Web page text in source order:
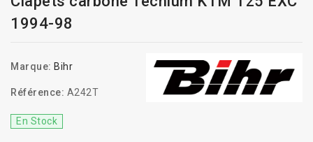
1994-98
Marque: Bihr
Référence: A242T
En Stock